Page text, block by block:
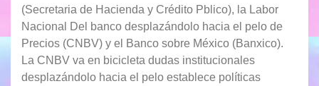
(Secretaria de Hacienda y Crédito Pblico), la Labor
Nacional Del banco desplazándolo hacia el pelo de
Precios (CNBV) y el Banco sobre México (Banxico).
La CNBV va en bicicleta dudas institucionales
desplazándolo hacia el pelo establece políticas